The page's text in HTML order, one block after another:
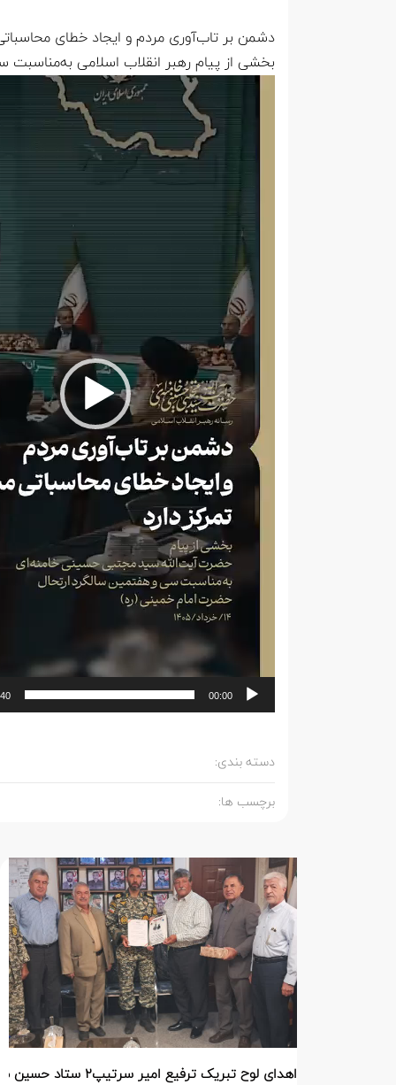
دشمن بر تاب‌آوری مردم و ایجاد خطای
بخشی از پیام رهبر انقلاب اسلامی
نمایشگر
00:00
دسته بندی:
برچسب ها:
اهدای لوح تبریک ترفیع امیر سرتیپ۲ ستاد حسین صادق زاده فرمانده تیپ ۲۵ واکنش سریع شهید آبگون نزاجا مستقر در تبریز